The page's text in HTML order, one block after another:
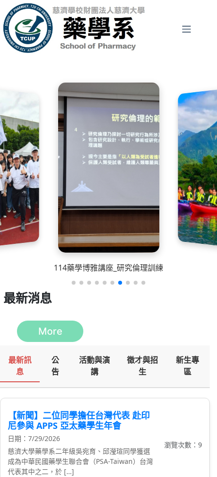
至
主
要
114藥學博雅講座_研究倫理訓練
最新消息
More
最新訊
息
公
告
活動與演
講
徵才與招
生
新生專
區
【新聞】二位同學擔任台灣代表 赴印
尼參與 APPS 亞太藥學生年會
日期：7/29/2026
慈濟大學藥學系二年級吳宛育、邱瀅瑄同學獲選
成為中華民國藥學生聯合會（PSA-Taiwan）台灣
代表其中之二，於 […]
瀏覽次數：9